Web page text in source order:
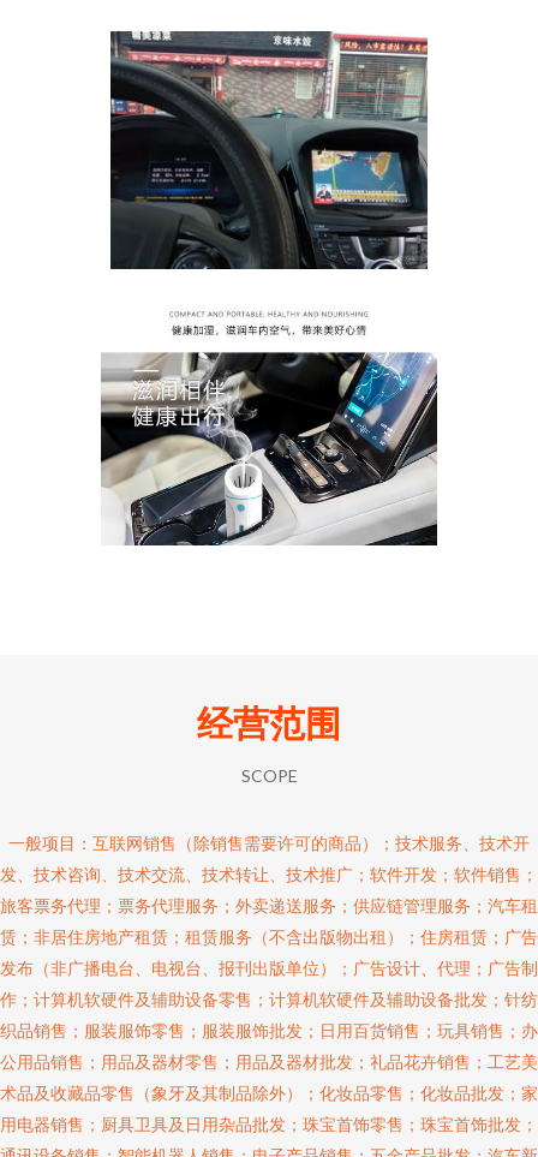
经营范围
SCOPE
一般项目：互联网销售（除销售需要许可的商品）；技术服务、技术开
发、技术咨询、技术交流、技术转让、技术推广；软件开发；软件销售；
旅客票务代理；票务代理服务；外卖递送服务；供应链管理服务；汽车租
赁；非居住房地产租赁；租赁服务（不含出版物出租）；住房租赁；广告
发布（非广播电台、电视台、报刊出版单位）；广告设计、代理；广告制
作；计算机软硬件及辅助设备零售；计算机软硬件及辅助设备批发；针纺
织品销售；服装服饰零售；服装服饰批发；日用百货销售；玩具销售；办
公用品销售；用品及器材零售；用品及器材批发；礼品花卉销售；工艺美
术品及收藏品零售（象牙及其制品除外）；化妆品零售；化妆品批发；家
用电器销售；厨具卫具及日用杂品批发；珠宝首饰零售；珠宝首饰批发；